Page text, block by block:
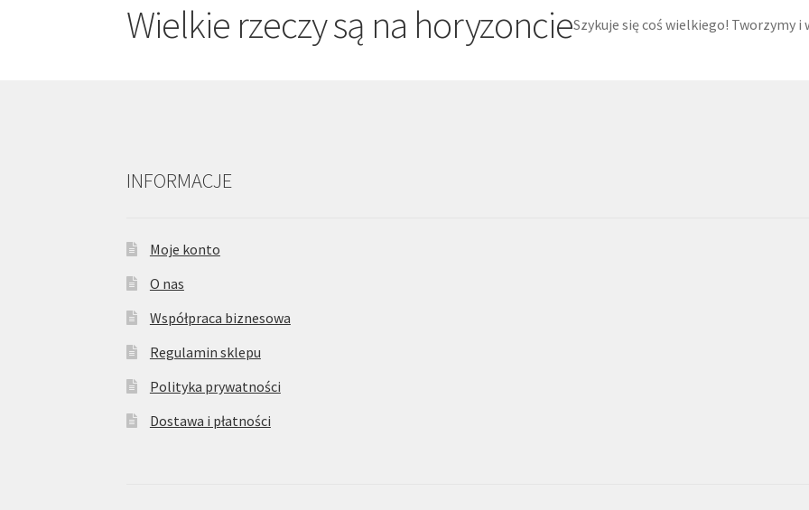
Wielkie rzeczy są na horyzoncieSzykuje się coś wielkiego! Tworzymy
INFORMACJE
Moje konto
O nas
Współpraca biznesowa
Regulamin sklepu
Polityka prywatności
Dostawa i płatności